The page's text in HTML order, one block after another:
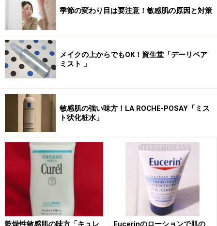
■ターマルウォーター
メーカー：LA ROCHE-POSAY（ラ ロッシュ ポゼ）
価格：50g 1050円～
購入可能場所：有名バラエティショップや公式オンライ
ンショップなど
※データは記事公開時点のものです。
※記事内容は執筆時点のものです。最新の内容をご確認くださ
い。
※個人の体質、また、誤った方法による実践に起因して肌荒れや
不調を引き起こす場合があります。実践の際には、必ず自身の体
質及び健康状態を十分に考慮し、正しい方法で行ってください。
また、全ての方への有効性を保証するものではありません。
【編集部おすすめの購入サイト】
季節の変わり目は要注意！敏感肌の原因と対策
メイクの上からでもOK！資生堂「デーリペア
ミスト 」
敏感肌の強い味方！LA ROCHE-POSAY「ミス
ト状化粧水」
乾燥性敏感肌の味方「キュレ
Eucerinのローションで肌の